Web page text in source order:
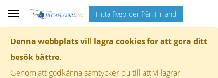
Denna webbplats vill lagra cookies för att göra ditt
besök bättre.
Genom att godkänna samtycker du till att vi lagrar
Hitta flygbilder från Finland